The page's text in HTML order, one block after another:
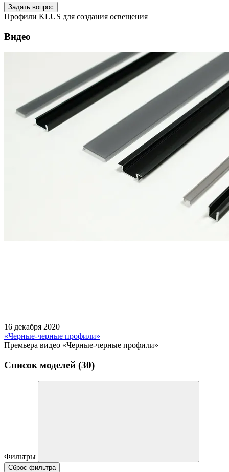
Задать вопрос
Профили KLUS для создания освещения
Видео
16 декабря 2020
«Черные-черные профили»
Премьера видео «Черные-черные профили»
Список моделей (30)
Фильтры
Сброс фильтра